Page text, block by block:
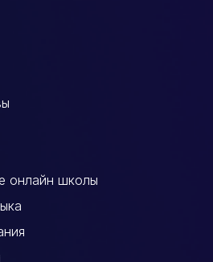
онлайн школы